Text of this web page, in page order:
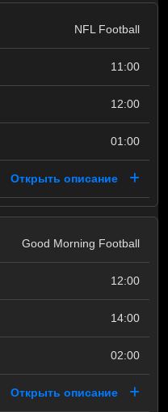
NFL Football
11:00
12:00
01:00
Открыть описание
Good Morning Football
12:00
14:00
02:00
Открыть описание